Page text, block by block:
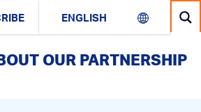
OUR PARTNERSHIP